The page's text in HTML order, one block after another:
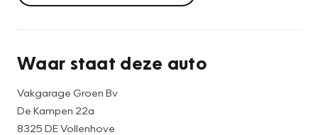
Waar staat deze auto
Vakgarage Groen Bv
De Kampen 22a
8325 DE Vollenhove